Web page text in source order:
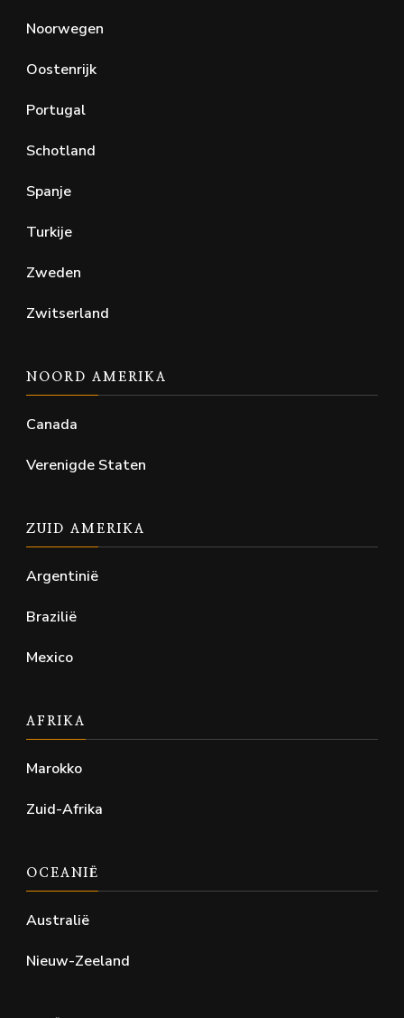
Noorwegen
Oostenrijk
Portugal
Schotland
Spanje
Turkije
Zweden
Zwitserland
NOORD AMERIKA
Canada
Verenigde Staten
ZUID AMERIKA
Argentinië
Brazilië
Mexico
AFRIKA
Marokko
Zuid-Afrika
OCEANIË
Australië
Nieuw-Zeeland